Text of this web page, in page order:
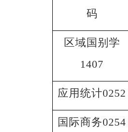
码
区域国别学
1407
应用统计0252
国际商务0254